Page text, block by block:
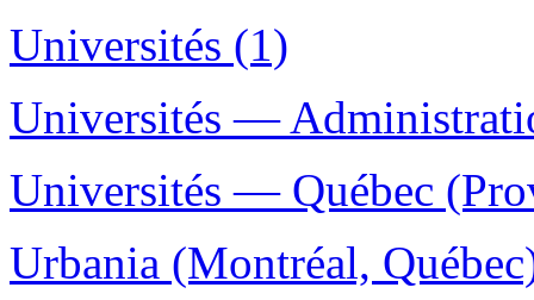
Universités (1)
Universités —
Universités — Québec
Urbania (Montréal,